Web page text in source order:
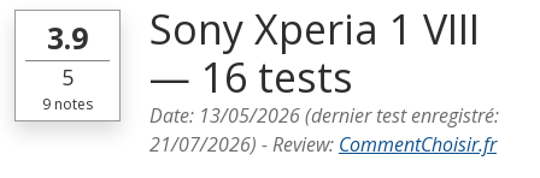
3.9
5
9 notes
Sony Xperia 1 VIII
— 16 tests
Date: 13/05/2026(dernier test enregistré:
21/07/2026) -Review: CommentChoisir.fr